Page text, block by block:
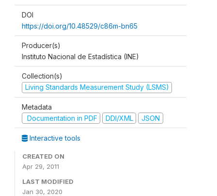
DOI
https://doi.org/10.48529/c86m-bn65
Producer(s)
Instituto Nacional de Estadística (INE)
Collection(s)
Living Standards Measurement Study (LSMS)
Metadata
Documentation in PDF
DDI/XML JSON
Interactive tools
CREATED ON
Apr 29, 2011
LAST MODIFIED
Jan 30, 2020